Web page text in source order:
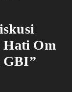
Hati Om
GBI”